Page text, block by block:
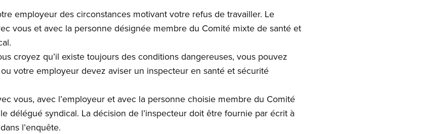
employeur des circonstances motivant votre refus de travailler. Le
vous et avec la personne désignée membre du Comité mixte de santé et
croyez qu’il existe toujours des conditions dangereuses, vous pouvez
votre employeur devez aviser un inspecteur en santé et sécurité
vous, avec l’employeur et avec la personne choisie membre du Comité
délégué syndical. La décision de l’inspecteur doit être fournie par écrit à
l’enquête.